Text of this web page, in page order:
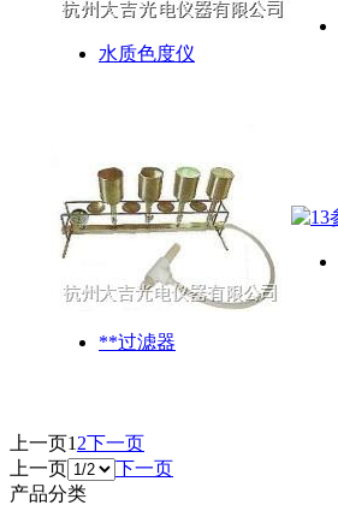
水质色度仪
**过滤器
上一页1 2下一页
上一页
下一页
产品分类